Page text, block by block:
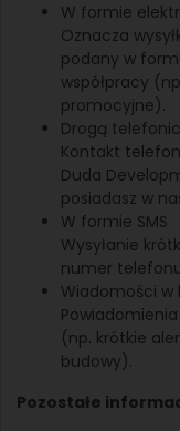
W formie
Oznacza
podany w
współpracy
promocyjne).
Drogą
Kontakt
Duda
posiadasz w
W formie SMS
Wysyłanie
numer
Wiadomości w
(np. krótkie
budowy).
Pozostałe